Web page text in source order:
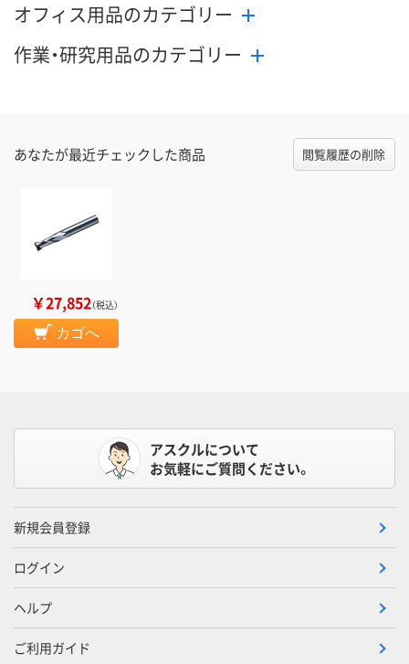
カゴへ カゴへ
オフィス用品のカテゴリー
作業・研究用品のカテゴリー
あなたが最近チェックした商品 閲覧履歴の削除
￥27,852（税込）
カゴへ
アスクルについて
お気軽にご質問ください。
新規会員登録
ログイン
ヘルプ
ご利用ガイド